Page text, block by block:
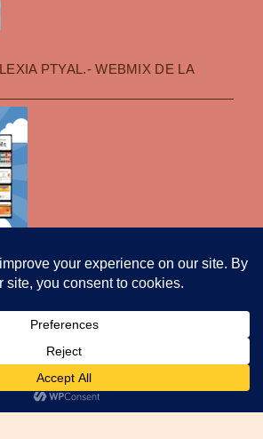
PTYAL.- WEBMIX DE LA
PRO THEME DESIGN